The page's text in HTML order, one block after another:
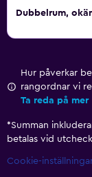
Dubbelrum,
Hur påverkar
rangordnar vi
Ta reda på mer
*Summan
betalas vid
Cookie-